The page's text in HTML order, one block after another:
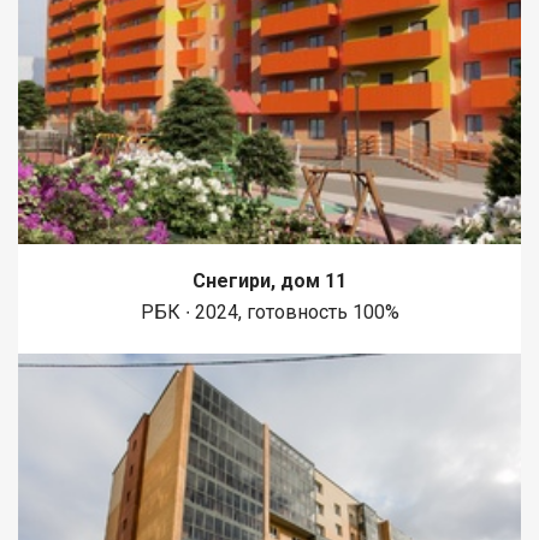
Снегири, дом 11
РБК ∙ 2024, готовность 100%